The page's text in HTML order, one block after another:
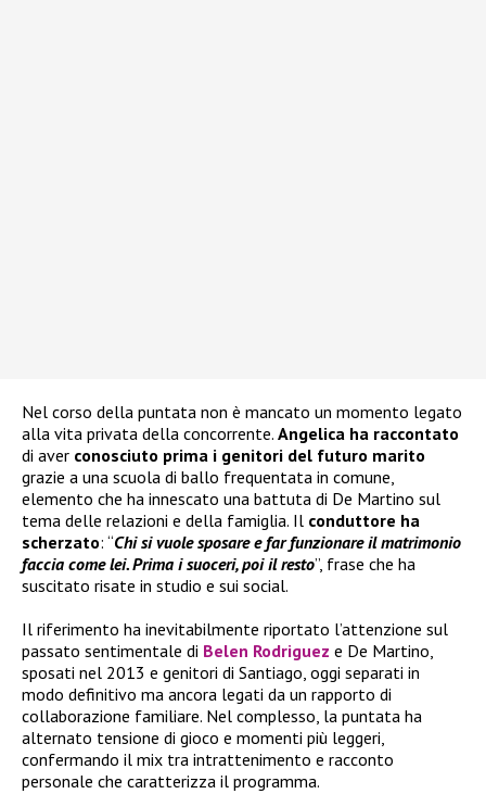
Nel corso della puntata non è mancato un momento legato
alla vita privata della concorrente. Angelica ha raccontato
di aver conosciuto prima i genitori del futuro marito
grazie a una scuola di ballo frequentata in comune,
elemento che ha innescato una battuta di De Martino sul
tema delle relazioni e della famiglia. Il conduttore ha
scherzato: “Chi si vuole sposare e far funzionare il matrimonio
faccia come lei. Prima i suoceri, poi il resto”, frase che ha
suscitato risate in studio e sui social.
Il riferimento ha inevitabilmente riportato l’attenzione sul
passato sentimentale di Belen Rodriguez e De Martino,
sposati nel 2013 e genitori di Santiago, oggi separati in
modo definitivo ma ancora legati da un rapporto di
collaborazione familiare. Nel complesso, la puntata ha
alternato tensione di gioco e momenti più leggeri,
confermando il mix tra intrattenimento e racconto
personale che caratterizza il programma.